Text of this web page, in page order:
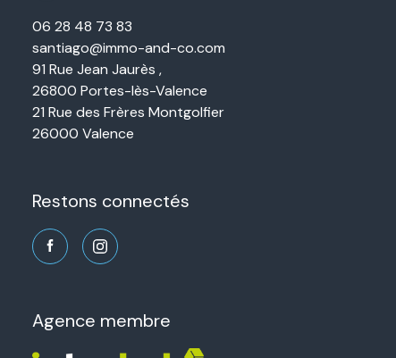
06 28 48 73 83
santiago@immo-and-co.com
91 Rue Jean Jaurès ,
26800 Portes-lès-Valence
21 Rue des Frères Montgolfier
26000 Valence
restons connectés
agence membre